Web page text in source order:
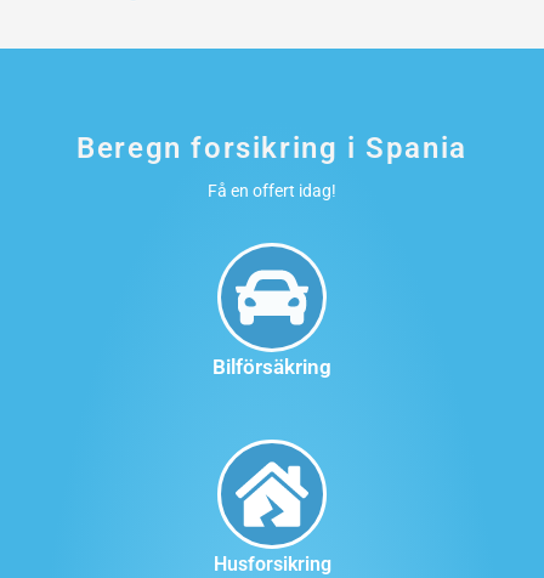
Beregn forsikring i Spania
Få en offert idag!
Bilförsäkring
Husforsikring